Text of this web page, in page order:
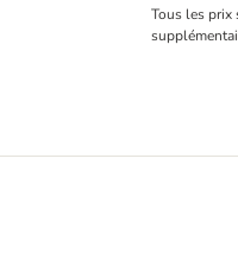
Tous les prix